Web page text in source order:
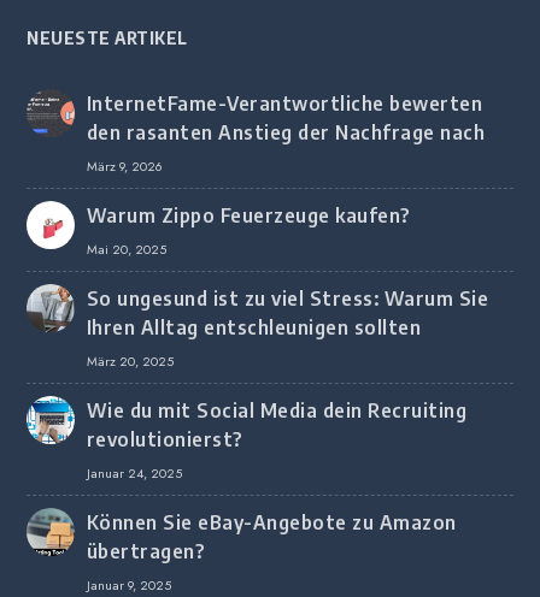
NEUESTE ARTIKEL
InternetFame-Verantwortliche bewerten
den rasanten Anstieg der Nachfrage nach
digitalem Marketing bei deutschen
Unternehmen
März 9, 2026
Warum Zippo Feuerzeuge kaufen?
Mai 20, 2025
So ungesund ist zu viel Stress: Warum Sie
Ihren Alltag entschleunigen sollten
März 20, 2025
Wie du mit Social Media dein Recruiting
revolutionierst?
Januar 24, 2025
Können Sie eBay-Angebote zu Amazon
übertragen?
Januar 9, 2025